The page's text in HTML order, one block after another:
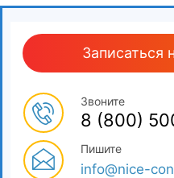
Записаться
Звоните
8 (800)
Пишите
info@nice-